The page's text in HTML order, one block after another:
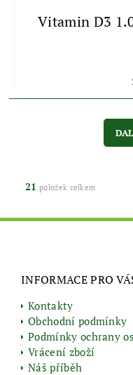
Vitamin D3
21 položek celkem
INFORMACE PRO
Kontakty
Obchodní podmínky
Podmínky ochrany
Vrácení zboží
Náš příběh